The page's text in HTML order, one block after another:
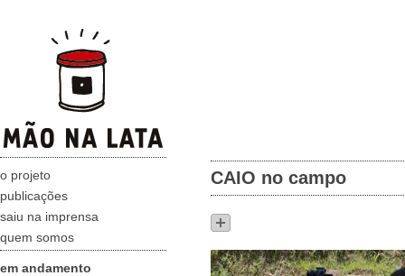
o projeto
publicações
saiu na imprensa
quem somos
em andamento
CAIO no campo